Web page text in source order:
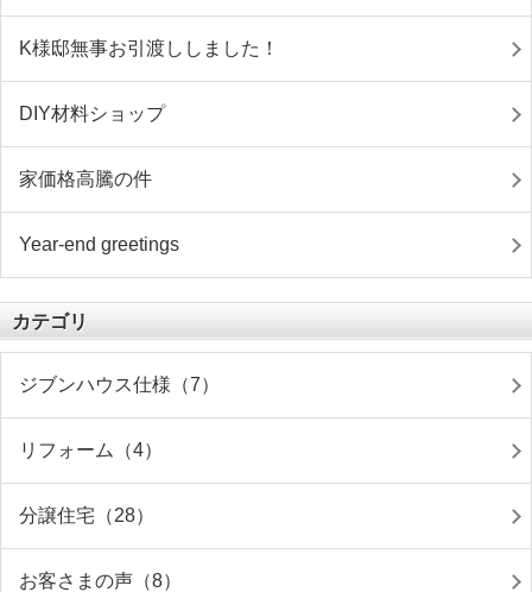
K様邸無事お引渡ししました！
DIY材料ショップ
家価格高騰の件
Year-end greetings
カテゴリ
ジブンハウス仕様（7）
リフォーム（4）
分譲住宅（28）
お客さまの声（8）